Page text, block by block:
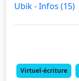
Ubik - Infos (15)
Virtuel-écriture